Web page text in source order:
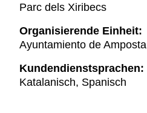
Parc dels Xiribecs
Organisierende Einheit:
Ayuntamiento de Amposta
Kundendienstsprachen:
Katalanisch, Spanisch